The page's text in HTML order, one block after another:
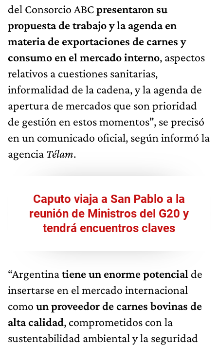
del Consorcio ABCpresentaron su
propuesta de trabajo y la agenda en
materia de exportaciones de carnes y
consumo en el mercado interno, aspectos
relativos a cuestiones sanitarias,
informalidad de la cadena, y la agenda de
apertura de mercados que son prioridad
de gestión en estos momentos", se precisó
en un comunicado oficial, según informó la
agencia Télam.
Caputo viaja a San Pablo a la
reunión de Ministros del G20 y
tendrá encuentros claves
“Argentinatiene un enorme potencial de
insertarse en el mercado internacional
como un proveedor de carnes bovinas de
alta calidad, comprometidos con la
sustentabilidad ambiental y la seguridad